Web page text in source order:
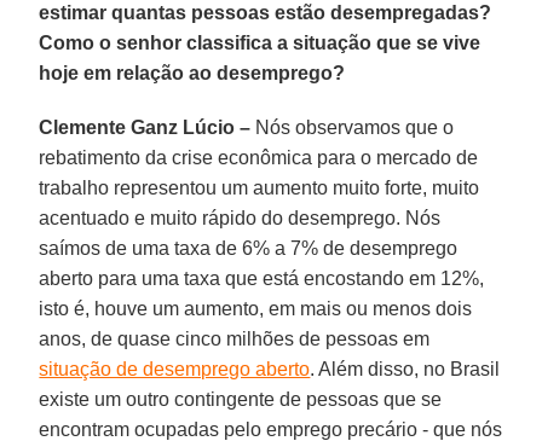
estimar quantas pessoas estão desempregadas?
Como o senhor classifica a situação que se vive
hoje em relação ao desemprego?
Clemente Ganz Lúcio – Nós observamos que o
rebatimento da crise econômica para o mercado de
trabalho representou um aumento muito forte, muito
acentuado e muito rápido do desemprego. Nós
saímos de uma taxa de 6% a 7% de desemprego
aberto para uma taxa que está encostando em 12%,
isto é, houve um aumento, em mais ou menos dois
anos, de quase cinco milhões de pessoas em
situação de desemprego aberto. Além disso, no Brasil
existe um outro contingente de pessoas que se
encontram ocupadas pelo emprego precário - que nós